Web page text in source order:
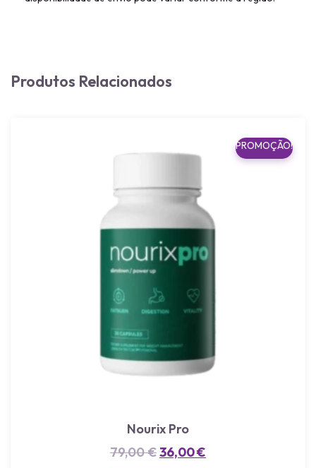
Produtos Relacionados
PROMOÇÃO!
Nourix Pro
79,00€36,00€